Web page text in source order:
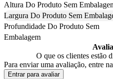
Altura Do Produto Sem
Largura Do Produto Sem
Profundidade Do Produto Sem
Embalagem
O que os clientes estão
Para enviar uma avaliação, entre
Entrar para avaliar